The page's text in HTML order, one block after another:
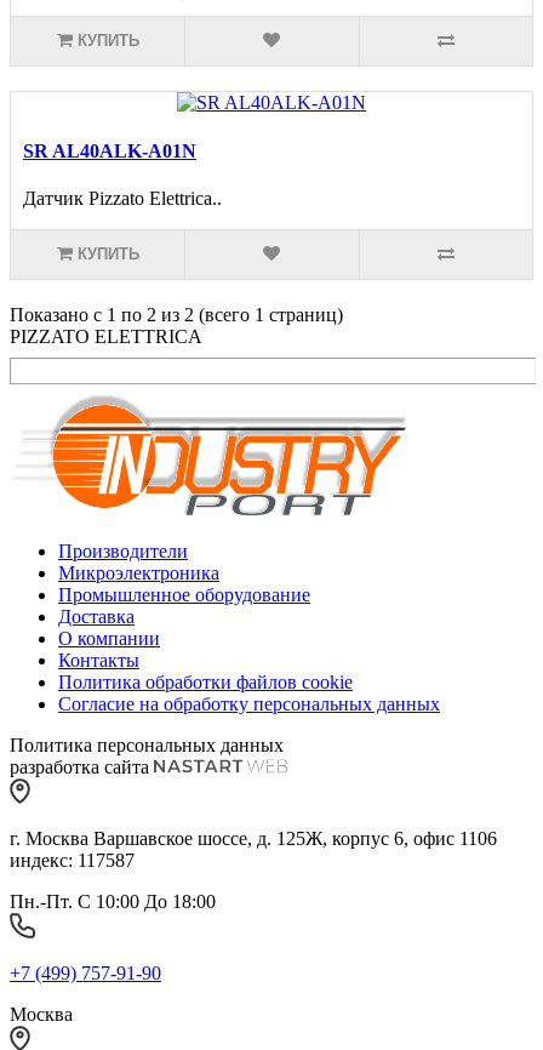
КУПИТЬ
SR AL40ALK-A01N
Датчик Pizzato Elettrica..
КУПИТЬ
Показано с 1 по 2 из 2 (всего 1 страниц)
PIZZATO ELETTRICA
Производители
Микроэлектроника
Промышленное оборудование
Доставка
О компании
Контакты
Политика обработки файлов cookie
Согласие на обработку персональных данных
Политика персональных данных
разработка сайта
г. Москва Варшавское шоссе, д. 125Ж, корпус 6, офис 1106
индекс: 117587
Пн.-Пт. С 10:00 До 18:00
+7 (499) 757-91-90
Москва